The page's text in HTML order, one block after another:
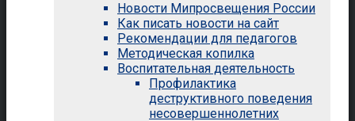
Новости Мипросвещения России
Как писать новости на сайт
Рекомендации для педагогов
Методическая копилка
Воспитательная деятельность
Профилактика
деструктивного поведения
несовершеннолетних